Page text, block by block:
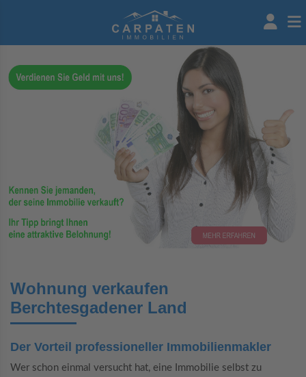
Wohnung verkaufen
Berchtesgadener Land
Der Vorteil professioneller Immobilienmakler
Wer schon einmal versucht hat, eine Immobilie selbst zu